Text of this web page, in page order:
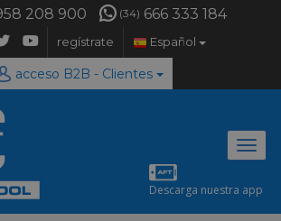
208 900 (34) 666 333 184
regístrate Español
acceso B2B - Clientes
Descarga nuestra app